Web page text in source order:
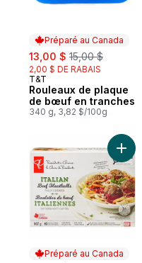
Préparé au Canada
sale:
13,00 $ , formerly:
15,00 $
2,00 $ DE RABAIS
Préparé au Canada
T&T
Rouleaux de plaque
de bœuf en tranches
340 g, 3,82 $/100g
Préparé au Canada